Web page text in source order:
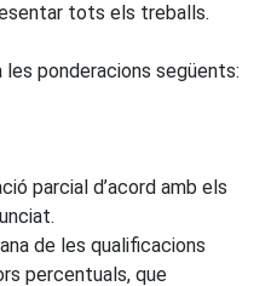
tots els treballs.
les ponderacions següents:
parcial d’acord amb els
de les qualificacions
percentuals, que